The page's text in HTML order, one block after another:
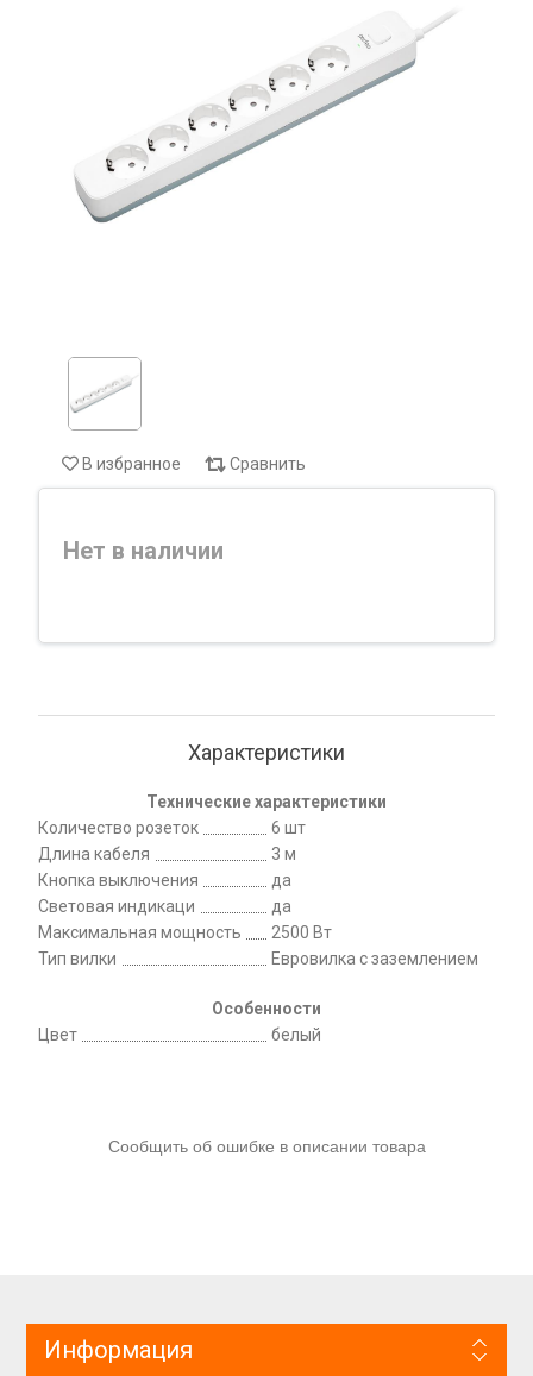
В избранное Сравнить
Нет в наличии
Характеристики
Технические характеристики
Количество розеток
6 шт
Длина кабеля
3 м
Кнопка выключения
да
Световая индикаци
да
Максимальная мощность
2500 Вт
Тип вилки
Евровилка с заземлением
Особенности
Цвет
белый
Сообщить об ошибке в описании товара
Информация